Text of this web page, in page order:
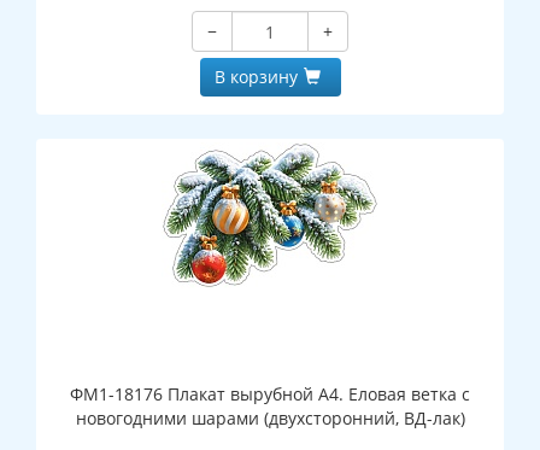
−
+
В корзину
ФМ1-18176 Плакат вырубной А4. Еловая ветка с
новогодними шарами (двухсторонний, ВД-лак)